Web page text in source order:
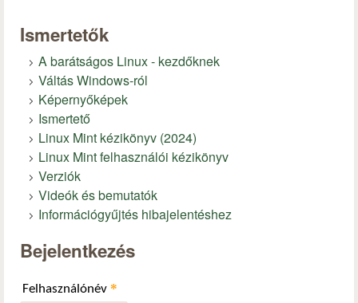
Ismertetők
A barátságos Linux - kezdőknek
Váltás Windows-ról
Képernyőképek
Ismertető
Linux Mint kézikönyv (2024)
Linux Mint felhasználói kézikönyv
Verziók
Videók és bemutatók
Információgyűjtés hibajelentéshez
Bejelentkezés
Felhasználónév *